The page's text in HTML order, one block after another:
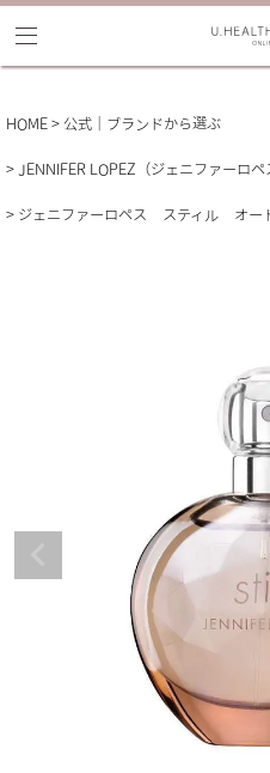
HOME 公式｜ブランドから選ぶ
JENNIFER LOPEZ（ジェニファーロペ
ジェニファーロペス スティル オー